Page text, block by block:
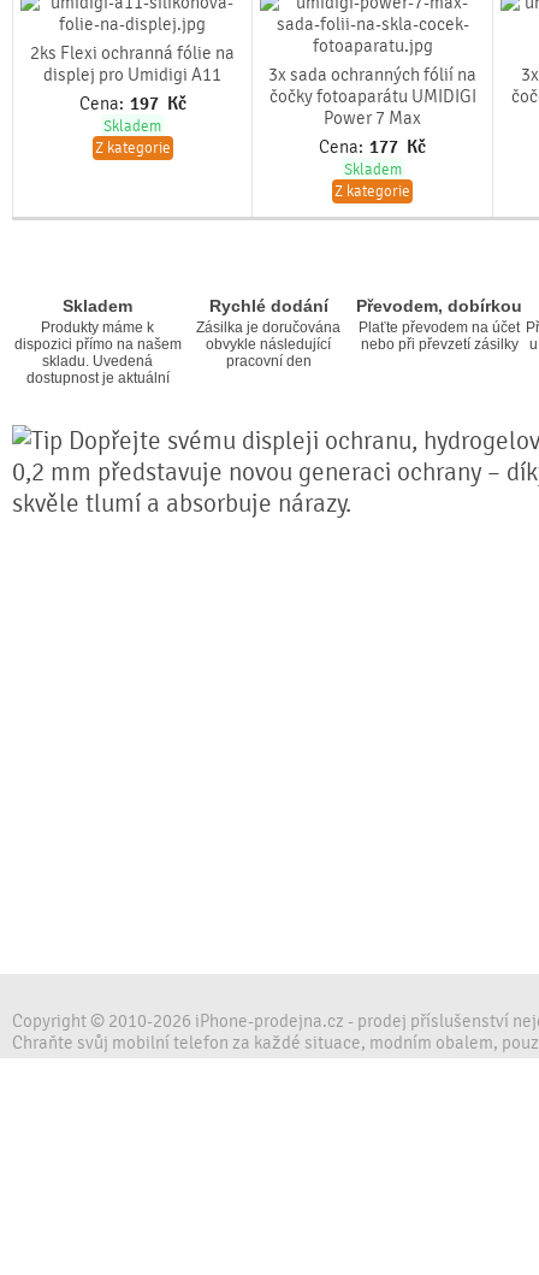
2ks Flexi ochranná fólie na
displej pro Umidigi A11
Cena: 197 Kč
Skladem
Z kategorie
3x sada ochranných fólií na
čočky fotoaparátu UMIDIGI
Power 7 Max
Cena: 177 Kč
Skladem
Z kategorie
Skladem
Produkty máme k
dispozici přímo na našem
skladu. Uvedená
dostupnost je aktuální
Rychlé dodání
Zásilka je doručována
obvykle následující
pracovní den
Převodem, dobírkou
Plaťte převodem na účet
nebo při převzetí zásilky
Dopřejte svému displeji ochranu,
0,2 mm představuje novou generaci ochrany –
skvěle tlumí a absorbuje nárazy.
Copyright © 2010-2026 iPhone-prodejna.cz - prodej příslušenství
Chraňte svůj mobilní telefon za každé situace, modním obalem,